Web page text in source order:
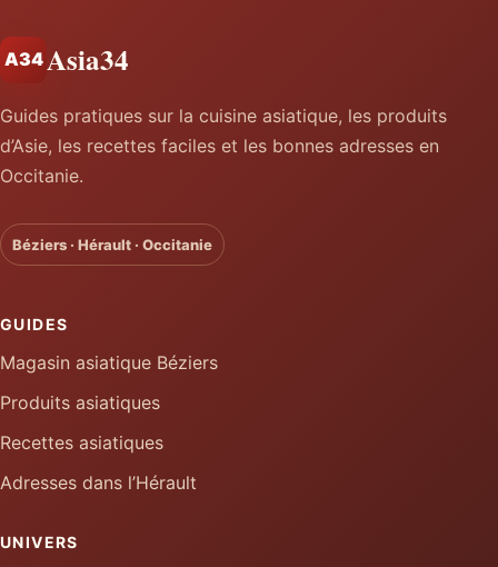
A34Asia34
Guides pratiques sur la cuisine asiatique, les produits
d’Asie, les recettes faciles et les bonnes adresses en
Occitanie.
Béziers · Hérault · Occitanie
GUIDES
Magasin asiatique Béziers
Produits asiatiques
Recettes asiatiques
Adresses dans l’Hérault
UNIVERS